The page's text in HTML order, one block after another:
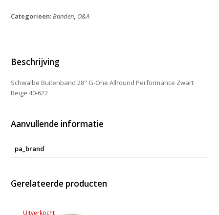
One
622
Beige
aantal
Categorieën:Banden, O&A
Beschrijving
Schwalbe Buitenband 28" G-One Allround Performance Zwart
Beige 40-622
Aanvullende informatie
pa_brand
Gerelateerde producten
Uitverkocht